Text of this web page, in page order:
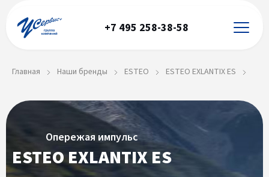
+7 495 258-38-58
Главная Наши бренды ESTEO ESTEO EXLANTIX ES
Опережая импульс
ESTEO EXLANTIX ES